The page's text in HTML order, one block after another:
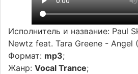
Исполнитель и название: Paul
Newtz feat. Tara Greene - Angel
Формат: mp3;
Жанр:Vocal Trance;